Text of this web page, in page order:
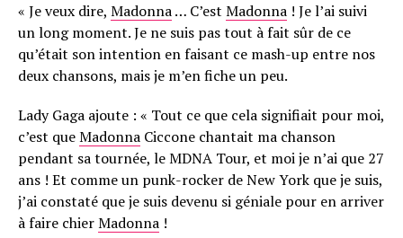
« Je veux dire, Madonna… C’est Madonna ! Je l’ai suivi
un long moment. Je ne suis pas tout à fait sûr de ce
qu’était son intention en faisant ce mash-up entre nos
deux chansons, mais je m’en fiche un peu.
Lady Gaga ajoute : « Tout ce que cela signifiait pour moi,
c’est queMadonna Ciccone chantait ma chanson
pendant sa tournée, le MDNA Tour, et moi je n’ai que 27
ans ! Et comme un punk-rocker de New York que je suis,
j’ai constaté que je suis devenu si géniale pour en arriver
à faire chierMadonna !